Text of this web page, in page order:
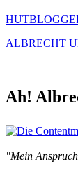
ALBRECHT
Ah!
"Mein